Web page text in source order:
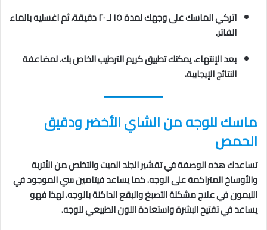
اتركي الماسك على وجهك لمدة ١٥ لـ ٢٠ دقيقة، ثم اغسليه بالماء
الفاتر.
بعد الإنتهاء، يمكنك تطبيق كريم الترطيب الخاص بك، لمضاعفة
النتائج الإيجابية.
ماسك للوجه من الشاي الأخضر ودقيق
الحمص
تساعدك هذه الوصفة في تقشير الجلد الميت والتخلص من الأتربة
والأوساخ المتراكمة على الوجه. كما يساعد فيتامين سي الموجود في
الليمون في علاج مشكلة التصبغ والبقع الداكنة بالوجه. لهذا فهو
يساعد في تفتيح البشرة واستعادة اللون الطبيعي للوجه.